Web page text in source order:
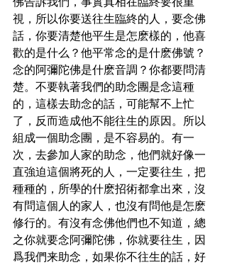
佛告訴我們，事實真相在臨終要很重
視，所以你要送往生臨終的人，要念佛
話，你要清楚他平生是怎麽樣的，他喜
歡的是什么？他平常念的是什麽佛號？
念的阿彌陀佛是什麽音調？你都要問清
楚。不要執著我們的助念團是念這種
的，這樣去助念的話，可能幫不上忙
了，反而造成他不能往生的原因。所以
組成一個助念團，是不容易的。有一
次，去參加人家的助念，他們就好像一
直強迫這個將死的人，一定要往生，把
種種的，所學的什麽招術都拿出來，沒
有問這個人的家人，也沒有問他是怎麽
修行的。有沒有念佛他們也不知道，總
之你就要念阿彌陀佛，你就要往生，因
爲我們来助念，如果你不往生的話，好